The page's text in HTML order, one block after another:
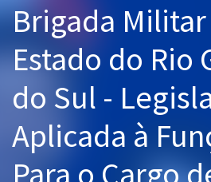
Cursos 20% OFF
Pós
Graduação
OAB
Brigada
Estado do Rio
do Sul -
Aplicada à
Para o Cargo